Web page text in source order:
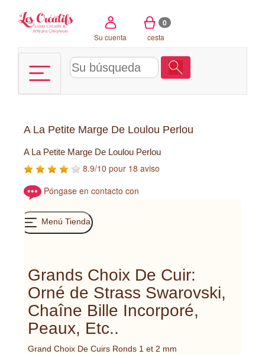
Su cuenta
0
cesta
A La Petite Marge De Loulou Perlou
A La Petite Marge De Loulou Perlou
8.9/10 pour 18 aviso
Póngase en contacto con
Menú Tienda
Grands Choix De Cuir:
Orné de Strass Swarovski,
Chaîne Bille Incorporé,
Peaux, Etc..
Grand Choix De Cuirs Ronds 1 et 2 mm